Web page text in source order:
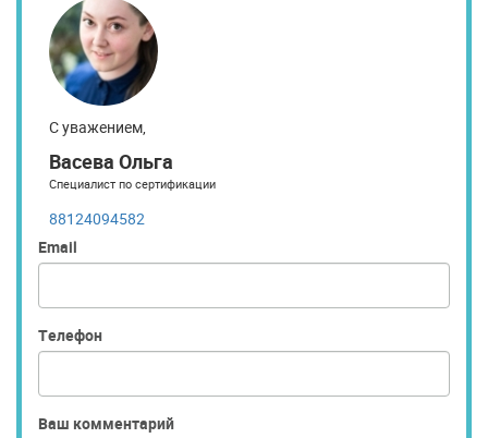
С уважением,
Васева Ольга
Специалист по сертификации
88124094582
Email
Телефон
Ваш комментарий